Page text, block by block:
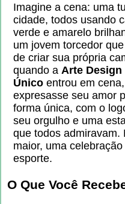
Imagine a cena: uma
cidade, todos usando
verde e amarelo
um jovem torcedor
de criar sua própria
quando a Arte
Único entrou em
expresasse seu amor
forma única, com o
seu orgulho e uma
que todos admiravam.
maior, uma
esporte.
O Que Você